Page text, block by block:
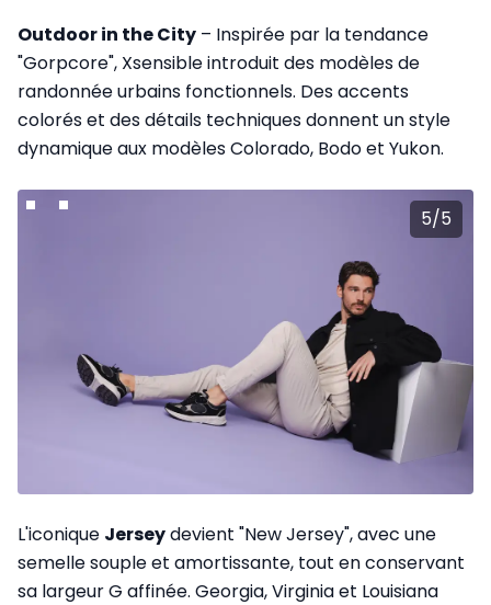
Outdoor in the City – Inspirée par la tendance
"Gorpcore", Xsensible introduit des modèles de
randonnée urbains fonctionnels. Des accents
colorés et des détails techniques donnent un style
dynamique aux modèles Colorado, Bodo et Yukon.
5/5
L'iconique Jerseydevient "New Jersey", avec une
semelle souple et amortissante, tout en conservant
sa largeur G affinée. Georgia, Virginia et Louisiana